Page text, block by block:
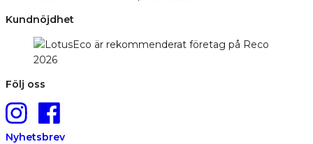
Kundnöjdhet
Följ oss
Nyhetsbrev